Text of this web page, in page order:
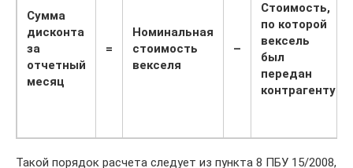
Сумма
дисконта
за
отчетный
месяц
=
Номинальная
стоимость
векселя
–
Стоимость,
по которой
вексель
был
передан
контрагенту
Такой порядок расчета следует из пункта 8 ПБУ 15/2008,